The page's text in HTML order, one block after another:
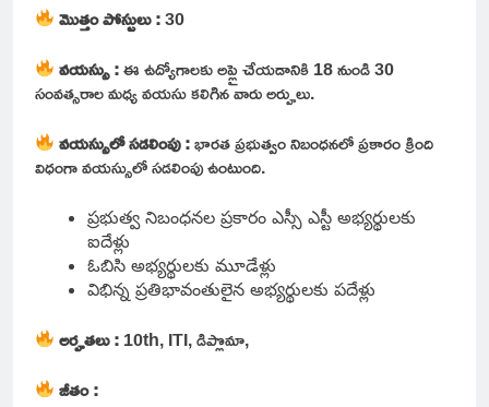
మొత్తం పోస్టులు :30
వయస్సు :ఈ ఉద్యోగాలకు అప్లై చేయడానికి 18 నుండి 30
సంవత్సరాల మధ్య వయసు కలిగిన వారు అర్హులు.
వయస్సులో సడలింపు :భారత ప్రభుత్వం నిబంధనలో ప్రకారం క్రింది
విధంగా వయస్సులో సడలింపు ఉంటుంది.
ప్రభుత్వ నిబంధనల ప్రకారం ఎస్సీ ఎస్టీ అభ్యర్థులకు
ఐదేళ్లు
ఓబిసి అభ్యర్థులకు మూడేళ్లు
విభిన్న ప్రతిభావంతులైన అభ్యర్థులకు పదేళ్లు
అర్హతలు :10th, ITI, డిప్లొమా,
జీతం :